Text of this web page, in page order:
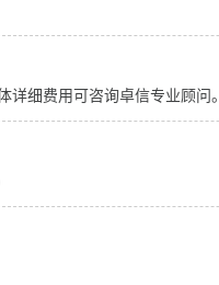
细费用可咨询卓信专业顾问。